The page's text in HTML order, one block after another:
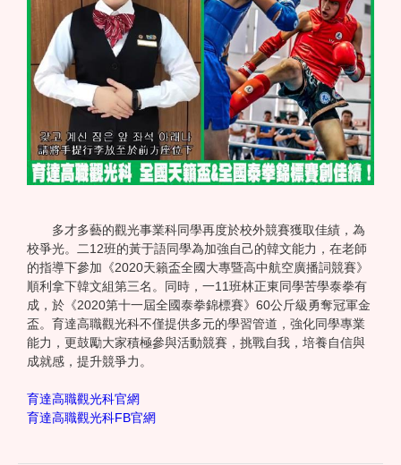
多才多藝的觀光事業科同學再度於校外競賽獲取佳績，為
校爭光。二12班的黃于語同學為加強自己的韓文能力，在老師
的指導下參加《2020天籟盃全國大專暨高中航空廣播詞競賽》
順利拿下韓文組第三名。同時，一11班林正東同學苦學泰拳有
成，於《2020第十一屆全國泰拳錦標賽》60公斤級勇奪冠軍金
盃。育達高職觀光科不僅提供多元的學習管道，強化同學專業
能力，更鼓勵大家積極參與活動競賽，挑戰自我，培養自信與
成就感，提升競爭力。
育達高職觀光科官網
育達高職觀光科FB官網